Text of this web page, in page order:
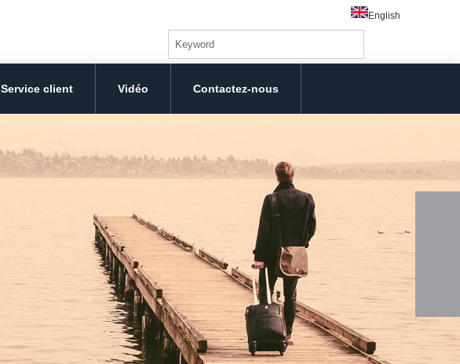
English
Service client Vidéo Contactez-nous